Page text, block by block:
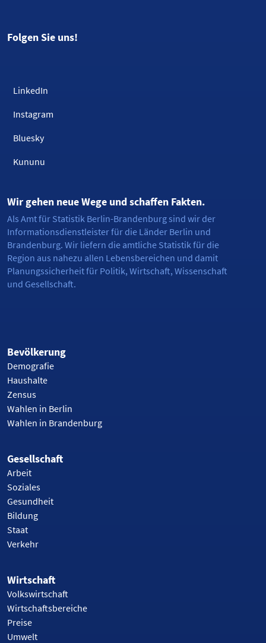
Folgen Sie uns!
LinkedIn
Instagram
Bluesky
Kununu
Wir gehen neue Wege und schaffen Fakten.
Als Amt für Statistik Berlin-Brandenburg sind wir der
Informationsdienstleister für die Länder Berlin und
Brandenburg. Wir liefern die amtliche Statistik für die
Region aus nahezu allen Lebensbereichen und damit
Planungssicherheit für Politik, Wirtschaft, Wissenschaft
und Gesellschaft.
Bevölkerung
Demografie
Haushalte
Zensus
Wahlen in Berlin
Wahlen in Brandenburg
Gesellschaft
Arbeit
Soziales
Gesundheit
Bildung
Staat
Verkehr
Wirtschaft
Volkswirtschaft
Wirtschaftsbereiche
Preise
Umwelt